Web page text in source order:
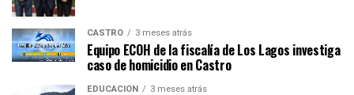
CASTRO 3 meses atrás
Equipo ECOH de la fiscalía de Los Lagos investiga
caso de homicidio en Castro
EDUCACIÓN 3 meses atrás